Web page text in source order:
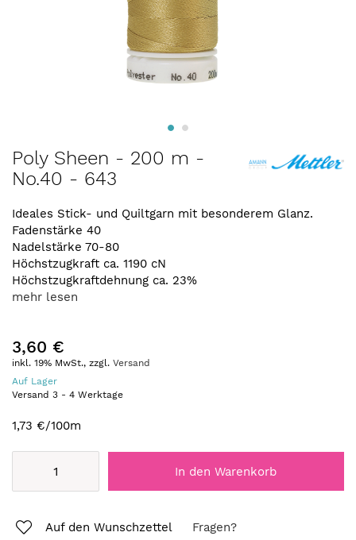
Zum
Anfang
der
springen
Poly Sheen - 200 m -
No.40 - 643
Ideales Stick- und Quiltgarn mit besonderem Glanz.
Fadenstärke 40
Nadelstärke 70-80
Höchstzugkraft ca. 1190 cN
Höchstzugkraftdehnung ca. 23%
mehr lesen
3,60 €
inkl. 19% MwSt., zzgl. Versand
Auf Lager
Versand 3 - 4 Werktage
1,73 €/100m
In den Warenkorb
Auf den Wunschzettel Fragen?